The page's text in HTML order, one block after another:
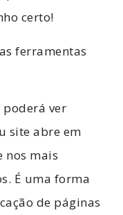
certo!
ferramentas
poderá ver
site abre em
nos mais
É uma forma
de páginas